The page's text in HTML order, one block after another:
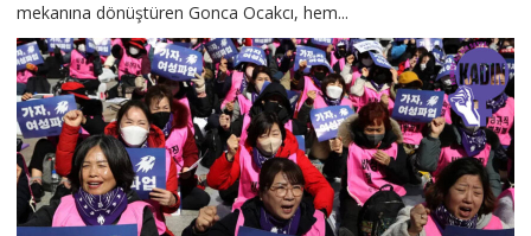
mekanına dönüştüren Gonca Ocakcı, hem...